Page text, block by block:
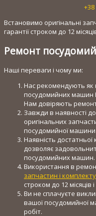
+38
Встановимо оригінальні
гарантії строком до 12
Ремонт
Наші переваги і чому ми:
Нас рекомендують як
посудомийних машин
Нам довіряють
Завжди в наявності
оригінальних
посудомийної
Наявність достатньої
дозволяє
посудомийних машин.
Використання в
запчастин і
строком до 12 місяців
Ви не сплачуєте
вашої посудомийної
робіт.